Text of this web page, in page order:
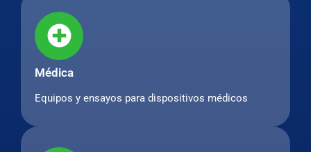
Médica
Equipos y ensayos para dispositivos médicos